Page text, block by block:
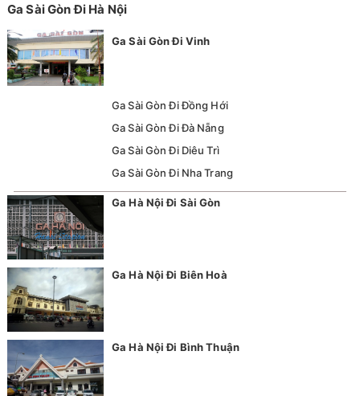
Ga Sài Gòn Đi Hà Nội
Ga Sài Gòn Đi Vinh
Ga Sài Gòn Đi Đồng Hới
Ga Sài Gòn Đi Đà Nẵng
Ga Sài Gòn Đi Diêu Trì
Ga Sài Gòn Đi Nha Trang
Ga Hà Nội Đi Sài Gòn
Ga Hà Nội Đi Biên Hoà
Ga Hà Nội Đi Bình Thuận